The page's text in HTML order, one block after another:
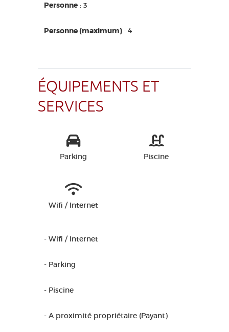
Personne : 3
Personne (maximum) : 4
ÉQUIPEMENTS ET
SERVICES
Parking Piscine
Wifi / Internet
- Wifi / Internet
- Parking
- Piscine
- A proximité propriétaire (Payant)